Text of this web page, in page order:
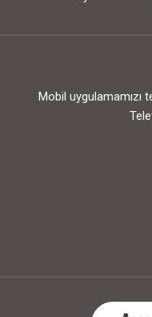
Mobil uygulamamızı